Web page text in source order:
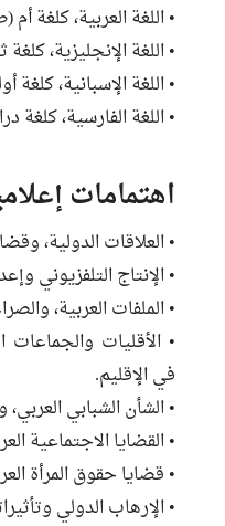
• اللغة العربية، كلغة
• اللغة الإنجليزية،
• اللغة الإسبانية، كلغة
• اللغة الفارسية،
اهتمامات
• العلاقات الدولية،
• الإنتاج التلفزيوني
• الملفات العربية،
• الأقليات والجماعات
في الإقليم.
• الشأن الشبابي العربي،
• القضايا الاجتماعية
• قضايا حقوق المرأة
• الإرهاب الدولي